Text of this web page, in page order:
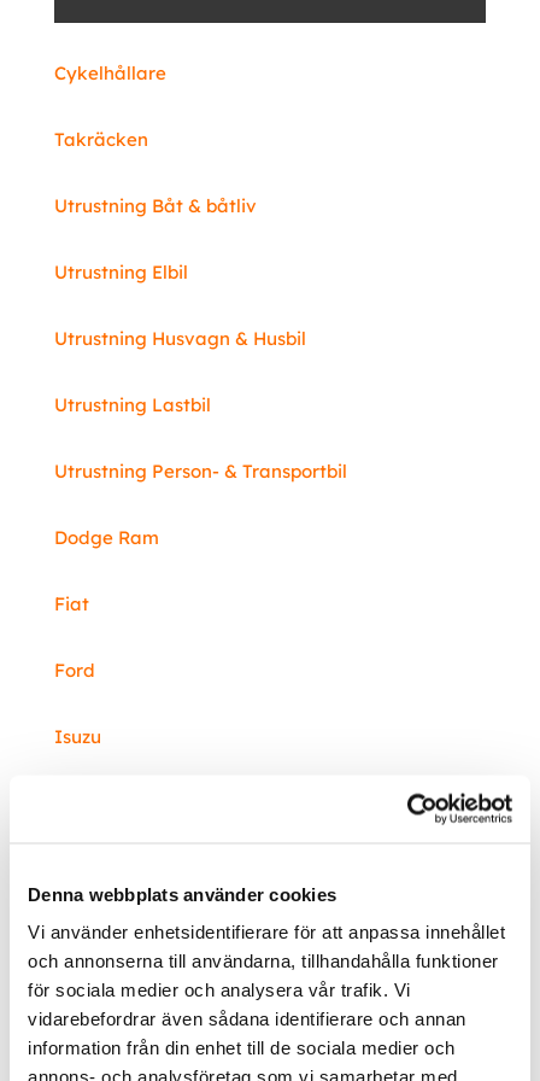
Denna webbplats använder cookies
Vi använder enhetsidentifierare för att anpassa innehållet
och annonserna till användarna, tillhandahålla funktioner
för sociala medier och analysera vår trafik. Vi
vidarebefordrar även sådana identifierare och annan
information från din enhet till de sociala medier och
annons- och analysföretag som vi samarbetar med.
Cykelhållare
Takräcken
Utrustning Båt & båtliv
Utrustning Elbil
Utrustning Husvagn & Husbil
Utrustning Lastbil
Utrustning Person- & Transportbil
Dodge Ram
Fiat
Ford
Isuzu
Nissan
Opel
Renault